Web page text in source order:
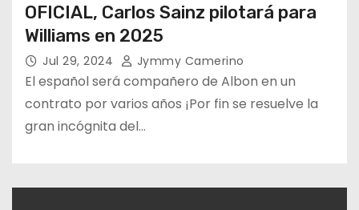
OFICIAL, Carlos Sainz pilotará para
Williams en 2025
Jul 29, 2024 Jymmy Camerino
El español será compañero de Albon en un
contrato por varios años ¡Por fin se resuelve la
gran incógnita del…